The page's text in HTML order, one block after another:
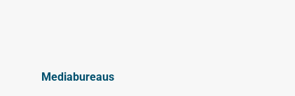
Mediabureaus